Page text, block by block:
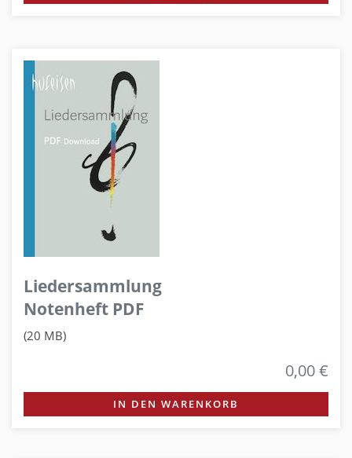
Liedersammlung
Notenheft PDF
(20 MB)
0,00 €
IN DEN WARENKORB